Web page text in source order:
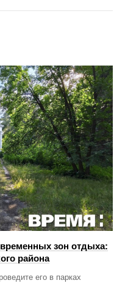
зон отдыха:
района
его в парках